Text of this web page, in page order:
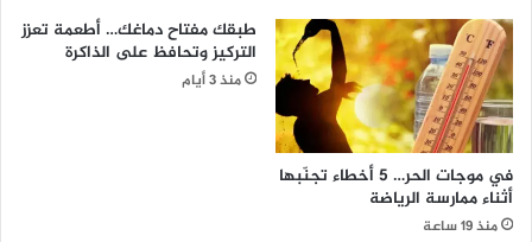
في موجات الحر… 5 أخطاء تجنّبها
أثناء ممارسة الرياضة
منذ 19 ساعة
طبقك مفتاح دماغك… أطعمة تعزز
التركيز وتحافظ على الذاكرة
منذ 3 أيام